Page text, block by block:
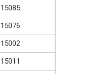
15085
15076
15002
15011